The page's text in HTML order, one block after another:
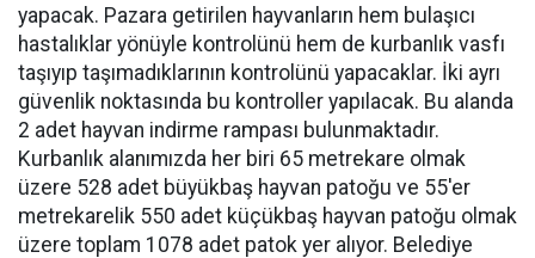
yapacak. Pazara getirilen hayvanların hem bulaşıcı
hastalıklar yönüyle kontrolünü hem de kurbanlık vasfı
taşıyıp taşımadıklarının kontrolünü yapacaklar. İki ayrı
güvenlik noktasında bu kontroller yapılacak. Bu alanda
2 adet hayvan indirme rampası bulunmaktadır.
Kurbanlık alanımızda her biri 65 metrekare olmak
üzere 528 adet büyükbaş hayvan patoğu ve 55'er
metrekarelik 550 adet küçükbaş hayvan patoğu olmak
üzere toplam 1078 adet patok yer alıyor. Belediye